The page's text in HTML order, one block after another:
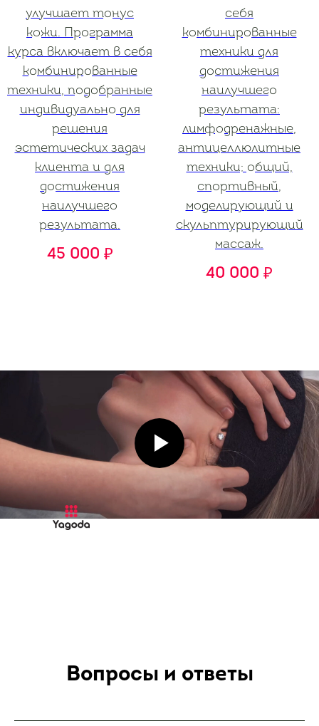
улучшает тонус
кожи. Программа
курса включает в себя
комбинированные
техники, подобранные
индивидуально для
решения
эстетических задач
клиента и для
достижения
наилучшего
результата.
45 000 ₽
себя
комбинированные
техники для
достижения
наилучшего
результата:
лимфодренажные,
антицеллюлитные
техники; общий,
спортивный,
моделирующий и
скульптурирующий
массаж.
40 000 ₽
Вопросы и ответы